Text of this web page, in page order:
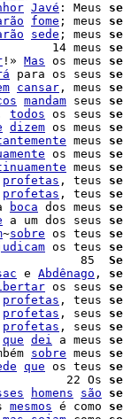
Javé : Meus
fome ; meus
sede ; meus
14 meus
!» Mas os meus
para os seus
cansar , meus
mandam seus
todos os seus
dizem os meus
meus
os meus
meus
profetas , teus
profetas , teus
boca dos meus
a um dos seus
~sobre os teus
os teus
85
e Abdênago ,
os seus
profetas , teus
profetas , seus
profetas , seus
que dei a meus
sobre meus
que os teus
22 Os
homens são
mesmos é como